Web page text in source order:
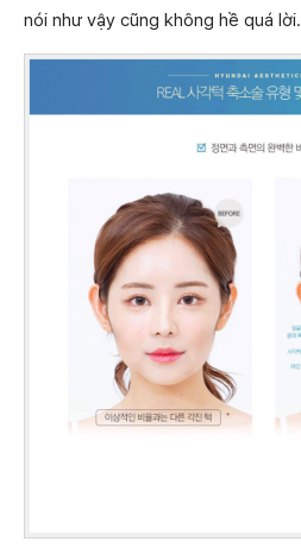
nói như vậy cũng không hề quá lời.